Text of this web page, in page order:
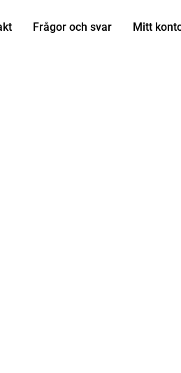
Frågor och svar Mitt